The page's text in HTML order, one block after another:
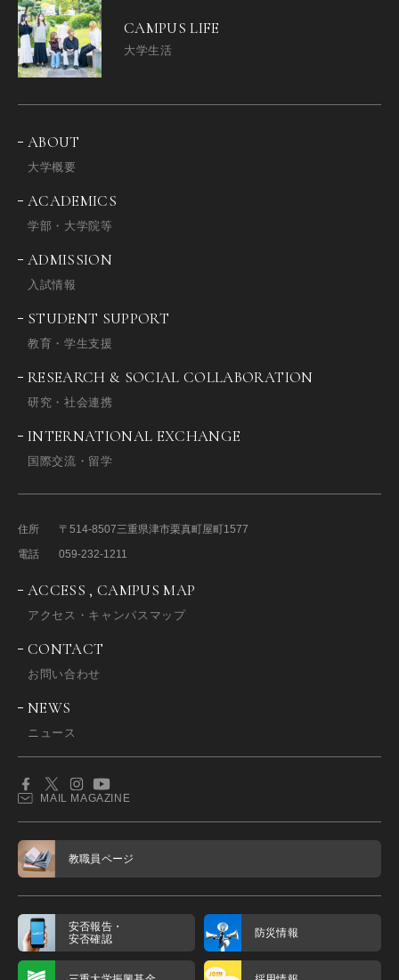
CAMPUS LIFE
大学生活
ABOUT
大学概要
ACADEMICS
学部・大学院等
ADMISSION
入試情報
STUDENT SUPPORT
教育・学生支援
RESEARCH & SOCIAL COLLABORATION
研究・社会連携
INTERNATIONAL EXCHANGE
国際交流・留学
住所 〒514-8507三重県津市栗真町屋町1577
電話
059-232-1211
ACCESS , CAMPUS MAP
アクセス・キャンパスマップ
CONTACT
お問い合わせ
NEWS
ニュース
MAIL MAGAZINE
教職員ページ
安否報告・
安否確認
防災情報